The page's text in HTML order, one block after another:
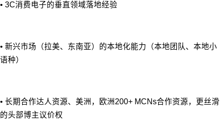
• 3C消费电子的垂直领域落地经验
• 新兴市场（拉美、东南亚）的本地化能⼒（本地团队、本地⼩
语种）
• 长期合作达⼈资源、美洲，欧洲200+ MCNs合作资源，更丝滑
的头部博主议价权